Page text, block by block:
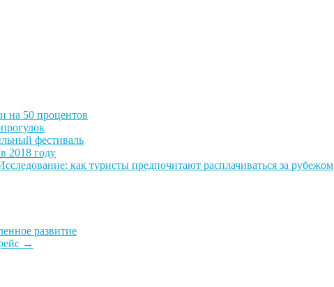
на 50 процентов
фестиваль
2018 году
как туристы предпочитают расплачиваться за рубежом
развитие
→